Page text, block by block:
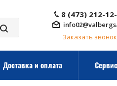
8 (473) 212-
Заказать звонок
Доставка и оплата